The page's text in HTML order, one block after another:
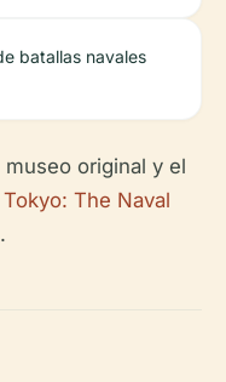
batallas navales
original y el
Tokyo: The Naval
.